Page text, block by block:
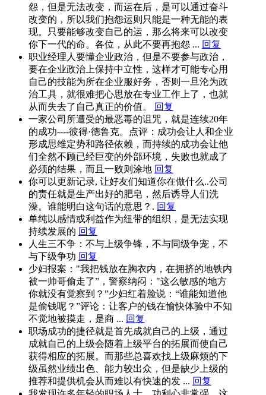
怨，但是无法改变，而运在后，是可以通过奋斗
改变的，所以我们抱怨运则只能是一种无能的表
现。只要能够改变自己的运，那么将来可以改变
你下一代的命。各位，从此不要再抱怨 ... 回复
职业经理人要懂企业政治，但是不要参与政治，
要在企业政治上保持中立性，这样才可能专心用
自己的技能为所在企业服好务，否则一旦沦为政
治工具，就很难把心思放在专业工作上了，也就
从而失去了自己真正的价值。
回复
一家公司所遭受的最恶毒的诅咒，就是连续20年
的成功----彼得·德鲁克。点评：成功会让人和企业
形成思维定势和路径依赖，而持续的成功会让他
们全然不顾已经巨变的外部环境，失败也就成了
必须的结果，而且一败则涂地 回复
你可以更新记录, 让好友们知道你在做什么..公司
的责任就是生产出好的肥皂，然后诱导人们洗
澡。谁能明白这句话的意思？. 回复
单纯以感情或利益作为纽带的组织，是无法实现
持续发展的 回复
人生三不争：不与上级争锋，不与同级争宠，不
与下级争功 回复
少妇报案："我把钱放在胸衣内，在拥挤的地铁内
被一帅哥偷走了”，警察纳闷："这么敏感的地方
你就没有觉察到？”少妇红着脸说：“谁能知道他
是偷钱呢？”评论：让客户的钱在愉快体验中不知
不觉地被摸走，是商 ... 回复
职场成功的捷径就是首先成就自己的上级，通过
成就自己的上级会随着上级平台的拓展而使自己
获得相应的拓展。而那些总喜欢找上级麻烦的下
级虽然业绩出色、能力较出众，但是缺少上级的
推荐和提供机会从而难以有快速的发 ... 回复